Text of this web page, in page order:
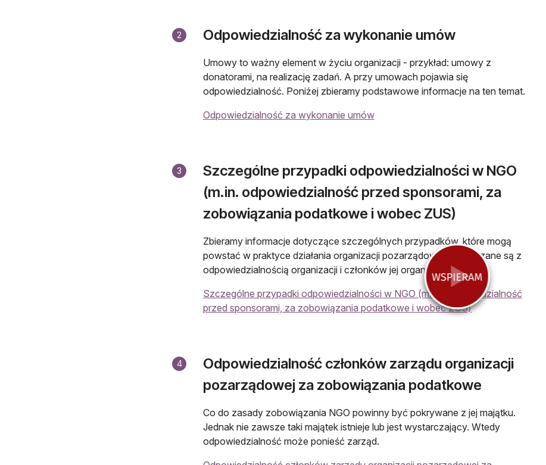
2 Odpowiedzialność za wykonanie umów
Umowy to ważny element w życiu organizacji - przykład: umowy z
donatorami, na realizację zadań. A przy umowach pojawia się
odpowiedzialność. Poniżej zbieramy podstawowe informacje na ten temat.
Odpowiedzialność za wykonanie umów
3
Szczególne przypadki odpowiedzialności w NGO
(m.in. odpowiedzialność przed sponsorami, za
zobowiązania podatkowe i wobec ZUS)
Zbieramy informacje dotyczące szczególnych przypadków, które mogą
powstać w praktyce działania organizacji pozarządowych i związane są z
odpowiedzialnością organizacji i członków jej organów.
Szczególne przypadki odpowiedzialności w NGO (m.in. odpowiedzialność
przed sponsorami, za zobowiązania podatkowe i wobec ZUS)
4
Odpowiedzialność członków zarządu organizacji
pozarządowej za zobowiązania podatkowe
Co do zasady zobowiązania NGO powinny być pokrywane z jej majątku.
Jednak nie zawsze taki majątek istnieje lub jest wystarczający. Wtedy
odpowiedzialność może ponieść zarząd.